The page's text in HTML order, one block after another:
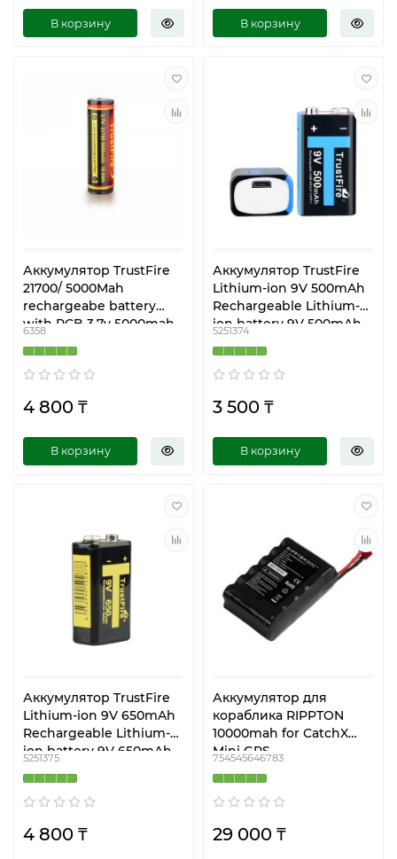
В корзину В корзину
Аккумулятор TrustFire
21700/ 5000Mah
rechargeabe battery
with PCB 3.7v 5000mah
6358
4 800 ₸
В корзину
Аккумулятор TrustFire
Lithium-ion 9V 500mAh
Rechargeable Lithium-
ion battery 9V 500mAh
5251374
3 500 ₸
В корзину
Аккумулятор TrustFire
Lithium-ion 9V 650mAh
Rechargeable Lithium-
ion battery 9V 650mAh
5251375
4 800 ₸
Аккумулятор для
кораблика RIPPTON
10000mah for CatchX
Mini GPS
754545646783
29 000 ₸